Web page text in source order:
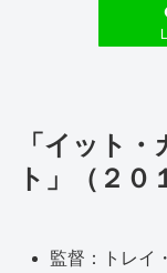
「イット
ト」（２０
監督：トレイ